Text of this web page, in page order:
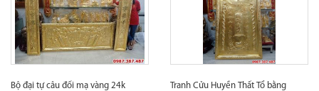
Bộ đại tự câu đối mạ vàng 24k
Tranh Cửu Huyền Thất Tổ bằng